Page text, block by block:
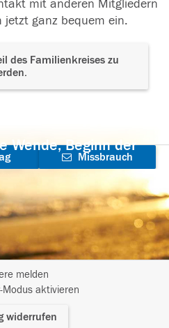
mit anderen Mitgliedern
jetzt ganz bequem ein.
des Familienkreises zu
Wende, Beginn der
Missbrauch
melden
Modus aktivieren
widerrufen